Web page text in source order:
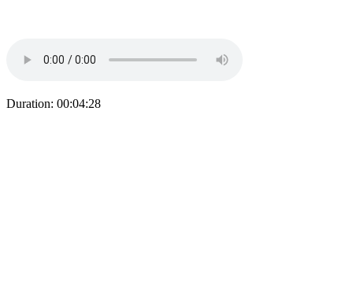
Duration: 00:04:28